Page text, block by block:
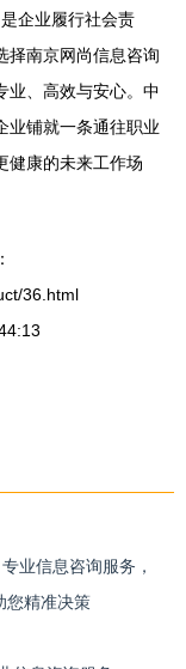
企业履行社会责
择南京网尚信息咨询
业、高效与安心。中
业铺就一条通往职业
健康的未来工作场
36.html